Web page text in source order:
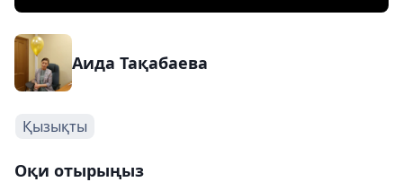
Аида Тақабаева
Қызықты
Оқи отырыңыз